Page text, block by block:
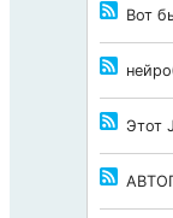
Вот
Этот